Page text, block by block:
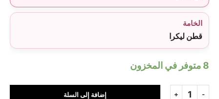
الخامة
قطن ليكرا
8 متوفر في المخزون
إضافة إلى السلة